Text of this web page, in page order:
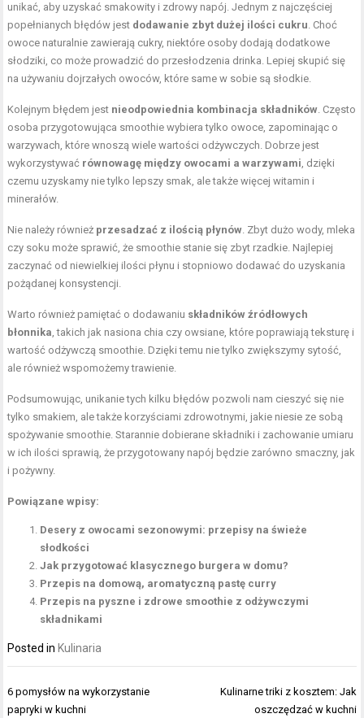
unikać, aby uzyskać smakowity i zdrowy napój. Jednym z najczęściej
popełnianych błędów jest dodawanie zbyt dużej ilości cukru. Choć
owoce naturalnie zawierają cukry, niektóre osoby dodają dodatkowe
słodziki, co może prowadzić do przesłodzenia drinka. Lepiej skupić się
na używaniu dojrzałych owoców, które same w sobie są słodkie.
Kolejnym błędem jest nieodpowiednia kombinacja składników. Często
osoba przygotowująca smoothie wybiera tylko owoce, zapominając o
warzywach, które wnoszą wiele wartości odżywczych. Dobrze jest
wykorzystywać równowagę między owocami a warzywami, dzięki
czemu uzyskamy nie tylko lepszy smak, ale także więcej witamin i
minerałów.
Nie należy również przesadzać z ilością płynów. Zbyt dużo wody, mleka
czy soku może sprawić, że smoothie stanie się zbyt rzadkie. Najlepiej
zaczynać od niewielkiej ilości płynu i stopniowo dodawać do uzyskania
pożądanej konsystencji.
Warto również pamiętać o dodawaniu składników źródłowych
błonnika, takich jak nasiona chia czy owsiane, które poprawiają teksturę i
wartość odżywczą smoothie. Dzięki temu nie tylko zwiększymy sytość,
ale również wspomożemy trawienie.
Podsumowując, unikanie tych kilku błędów pozwoli nam cieszyć się nie
tylko smakiem, ale także korzyściami zdrowotnymi, jakie niesie ze sobą
spożywanie smoothie. Starannie dobierane składniki i zachowanie umiaru
w ich ilości sprawią, że przygotowany napój będzie zarówno smaczny, jak
i pożywny.
Powiązane wpisy:
Desery z owocami sezonowymi: przepisy na świeże
słodkości
Jak przygotować klasycznego burgera w domu?
Przepis na domową, aromatyczną pastę curry
Przepis na pyszne i zdrowe smoothie z odżywczymi
składnikami
Posted in Kulinaria
Nawigacja
wpisu
6 pomysłów na wykorzystanie
papryki w kuchni
Kulinarne triki z kosztem: Jak
oszczędzać w kuchni